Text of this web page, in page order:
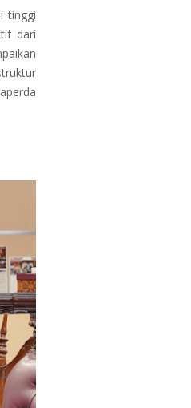
tinggi
dari